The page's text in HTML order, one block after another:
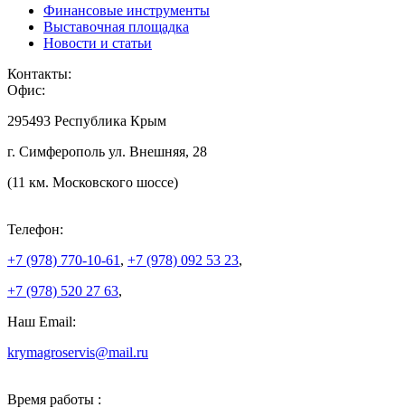
Финансовые инструменты
Выставочная площадка
Новости и статьи
Контакты:
Офис:
295493 Республика Крым
г. Симферополь ул. Внешняя, 28
(11 км. Московского шоссе)
Телефон:
+7 (978) 770-10-61 , +7 (978) 092 53 23,
+7 (978) 520 27 63,
Наш Email:
krymagroservis@mail.ru
Время работы :